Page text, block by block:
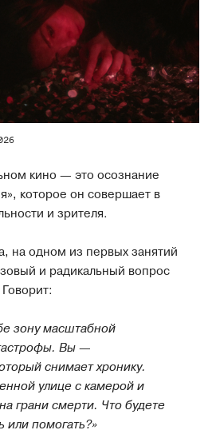
кино — это осознание
которое он совершает в
и зрителя.
на одном из первых занятий
и радикальный вопрос
зону масштабной
Вы—
снимает хронику.
улице с камерой и
грани смерти. Что будете
или помогать?»